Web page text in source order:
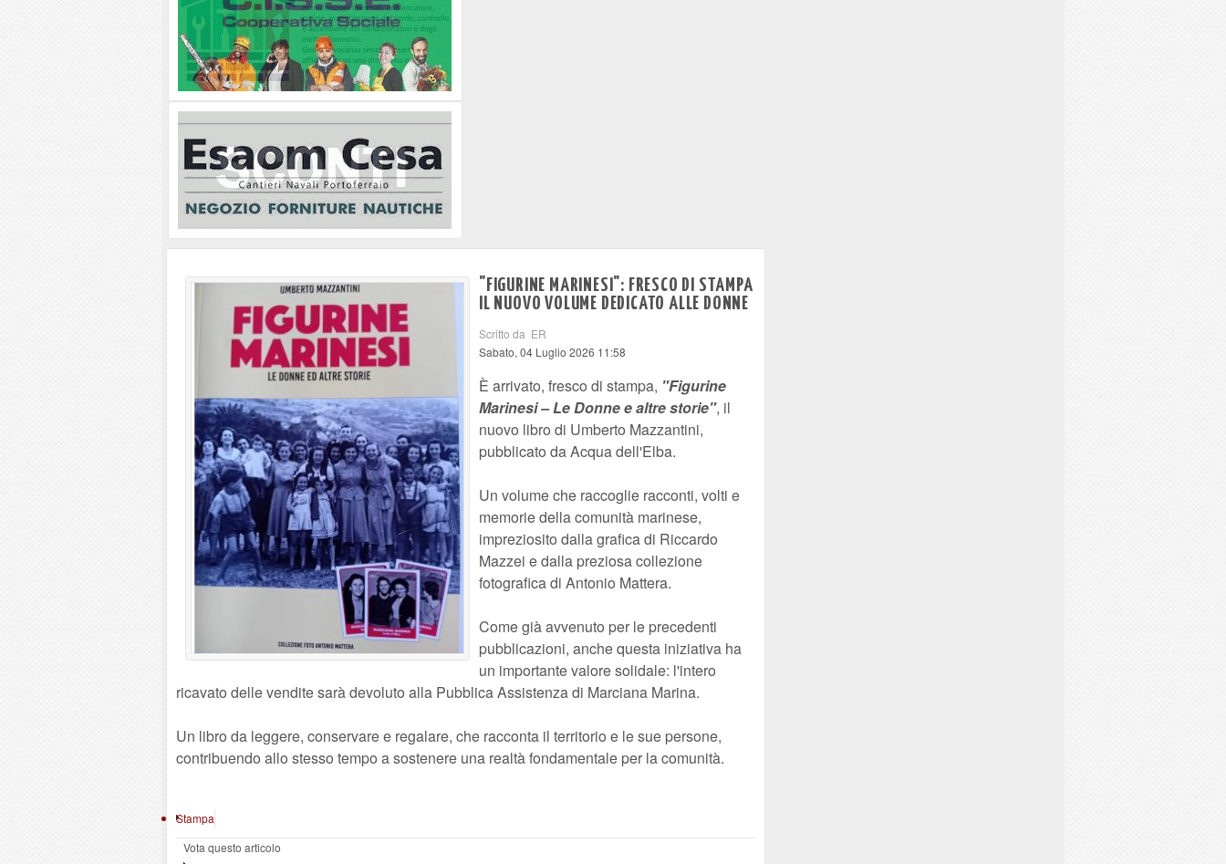
"FIGURINE MARINESI": FRESCO DI STAMPA
IL NUOVO VOLUME DEDICATO ALLE DONNE
Scritto da ER
Sabato, 04 Luglio 2026 11:58
È arrivato, fresco di stampa, "Figurine
Marinesi – Le Donne e altre storie", il
nuovo libro di Umberto Mazzantini,
pubblicato da Acqua dell'Elba.
Un volume che raccoglie racconti, volti e
memorie della comunità marinese,
impreziosito dalla grafica di Riccardo
Mazzei e dalla preziosa collezione
fotografica di Antonio Mattera.
Come già avvenuto per le precedenti
pubblicazioni, anche questa iniziativa ha
un importante valore solidale: l'intero
ricavato delle vendite sarà devoluto alla Pubblica Assistenza di Marciana Marina.
Un libro da leggere, conservare e regalare, che racconta il territorio e le sue persone,
contribuendo allo stesso tempo a sostenere una realtà fondamentale per la comunità.
Stampa
Vota questo articolo